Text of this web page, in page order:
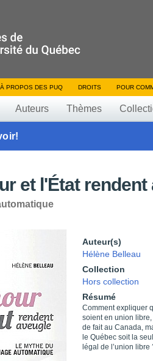
À PROPOS DES PUQ DROITS POUR
Auteurs Thèmes
et l'État rendent
Auteur(s)
Hélène Belleau
Collection
Hors collection
Résumé
Comment expliquer
soient en union
de fait au Canada,
le Québec soit la
légal de l’union libre